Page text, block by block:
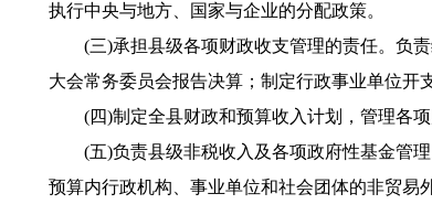
执行中央与地方、国家与企业的分配政策。
(三)承担县级各项财政收支管理的责任。负责
大会常务委员会报告决算；制定行政事业单位开
(四)制定全县财政和预算收入计划，管理各项
(五)负责县级非税收入及各项政府性基金管理
预算内行政机构、事业单位和社会团体的非贸易